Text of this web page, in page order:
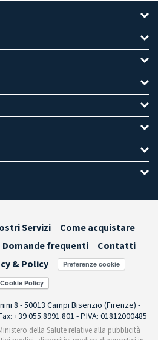
Servizi
Come acquistare
Domande frequenti
Contatti
& Policy Preferenze cookie
8 - 50013 Campi Bisenzio (Firenze) -
+39 055.8991.801 - P.IVA: 01812000485
della Salute relative alla pubblicità